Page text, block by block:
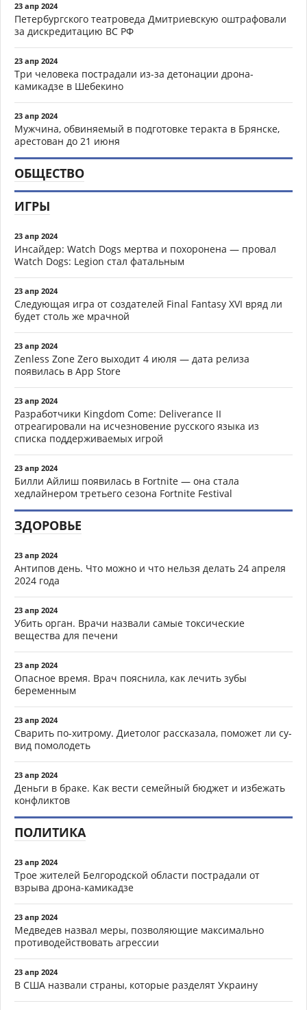
23 апр 2024
Петербургского театроведа Дмитриевскую оштрафовали
за дискредитацию ВС РФ
23 апр 2024
Три человека пострадали из-за детонации дрона-
камикадзе в Шебекино
23 апр 2024
Мужчина, обвиняемый в подготовке теракта в Брянске,
арестован до 21 июня
ОБЩЕСТВО
ИГРЫ
23 апр 2024
Инсайдер: Watch Dogs мертва и похоронена — провал
Watch Dogs: Legion стал фатальным
23 апр 2024
Следующая игра от создателей Final Fantasy XVI вряд ли
будет столь же мрачной
23 апр 2024
Zenless Zone Zero выходит 4 июля — дата релиза
появилась в App Store
23 апр 2024
Разработчики Kingdom Come: Deliverance II
отреагировали на исчезновение русского языка из
списка поддерживаемых игрой
23 апр 2024
Билли Айлиш появилась в Fortnite — она стала
хедлайнером третьего сезона Fortnite Festival
ЗДОРОВЬЕ
23 апр 2024
Антипов день. Что можно и что нельзя делать 24 апреля
2024 года
23 апр 2024
Убить орган. Врачи назвали самые токсические
вещества для печени
23 апр 2024
Опасное время. Врач пояснила, как лечить зубы
беременным
23 апр 2024
Сварить по-хитрому. Диетолог рассказала, поможет ли су-
вид помолодеть
23 апр 2024
Деньги в браке. Как вести семейный бюджет и избежать
конфликтов
ПОЛИТИКА
23 апр 2024
Трое жителей Белгородской области пострадали от
взрыва дрона-камикадзе
23 апр 2024
Медведев назвал меры, позволяющие максимально
противодействовать агрессии
23 апр 2024
В США назвали страны, которые разделят Украину